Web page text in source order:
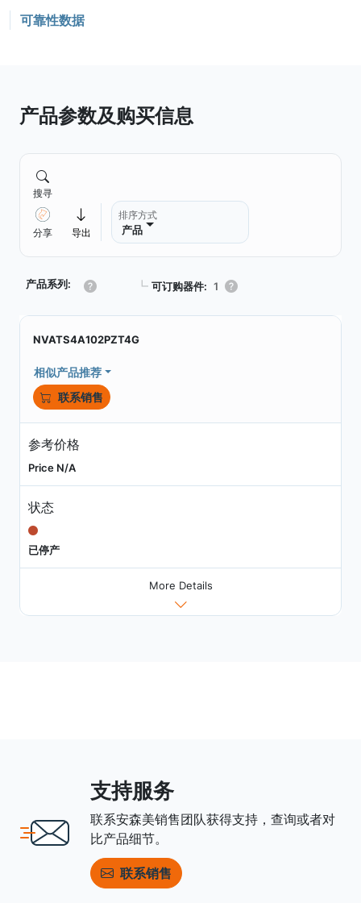
可靠性数据
产品参数及购买信息
搜寻
分享 导出
排序方式
产品
产品系列: ┗ 可订购器件: 1
NVATS4A102PZT4G
相似产品推荐
联系销售
参考价格
Price N/A
状态
已停产
More Details
支持服务
联系安森美销售团队获得支持，查询或者对
比产品细节。
联系销售